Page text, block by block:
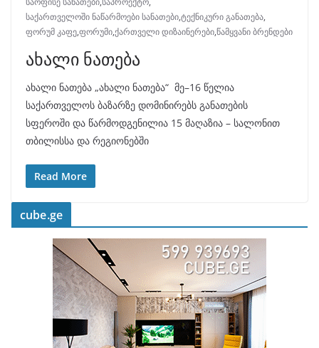
საქართველოში ნაწარმოები სანათები,ტექნიკური განათება,
ფორუმ კაფე,ფორუმი,ქართველი დიზაინერები,წამყვანი ბრენდები
ახალი ნათება
ახალი ნათება „ახალი ნათება“ მე–16 წელია
საქართველოს ბაზარზე დომინირებს განათების
სფეროში და წარმოდგენილია 15 მაღაზია – სალონით
თბილისსა და რეგიონებში
Read More
cube.ge